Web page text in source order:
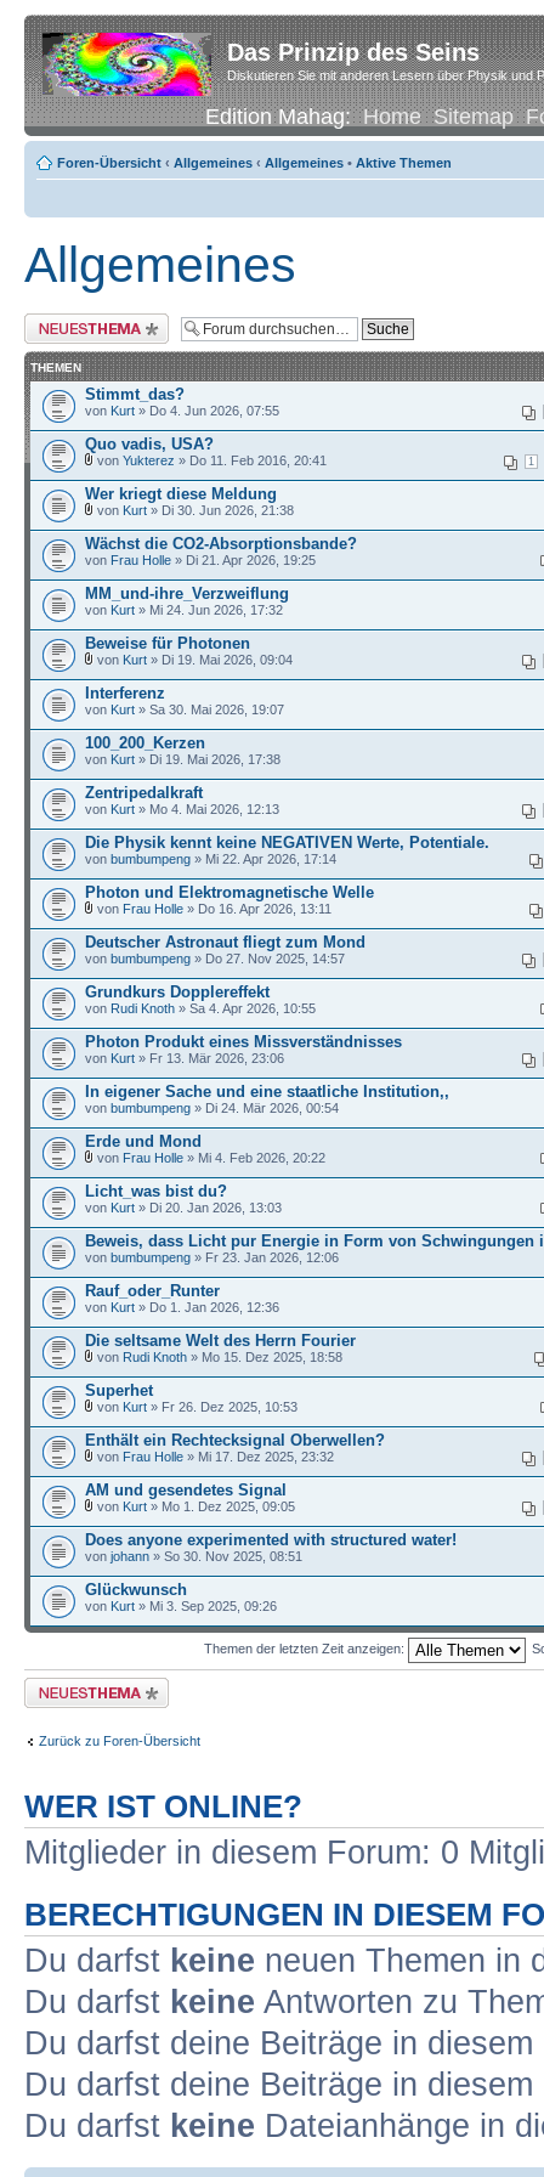
Das Prinzip des Seins
Diskutieren Sie mit anderen Lesern über Physik und
Edition Mahag:Home Sitemap
Foren-Übersicht ‹ Allgemeines ‹ Allgemeines • Aktive Themen
Allgemeines
Neues Thema erstellen
THEMEN
Stimmt_das?
von Kurt » Do 4. Jun 2026, 07:55
Quo vadis, USA?
1
von Yukterez » Do 11. Feb 2016, 20:41
Wer kriegt diese Meldung
von Kurt » Di 30. Jun 2026, 21:38
Wächst die CO2-Absorptionsbande?
von Frau Holle » Di 21. Apr 2026, 19:25
MM_und-ihre_Verzweiflung
von Kurt » Mi 24. Jun 2026, 17:32
Beweise für Photonen
von Kurt » Di 19. Mai 2026, 09:04
Interferenz
von Kurt » Sa 30. Mai 2026, 19:07
100_200_Kerzen
von Kurt » Di 19. Mai 2026, 17:38
Zentripedalkraft
von Kurt » Mo 4. Mai 2026, 12:13
Die Physik kennt keine NEGATIVEN Werte, Potentiale.
von bumbumpeng » Mi 22. Apr 2026, 17:14
Photon und Elektromagnetische Welle
von Frau Holle » Do 16. Apr 2026, 13:11
Deutscher Astronaut fliegt zum Mond
von bumbumpeng » Do 27. Nov 2025, 14:57
Grundkurs Dopplereffekt
von Rudi Knoth » Sa 4. Apr 2026, 10:55
Photon Produkt eines Missverständnisses
von Kurt » Fr 13. Mär 2026, 23:06
In eigener Sache und eine staatliche Institution,,
von bumbumpeng » Di 24. Mär 2026, 00:54
Erde und Mond
von Frau Holle » Mi 4. Feb 2026, 20:22
Licht_was bist du?
von Kurt » Di 20. Jan 2026, 13:03
Beweis, dass Licht pur Energie in Form von Schwingungen
von bumbumpeng » Fr 23. Jan 2026, 12:06
Rauf_oder_Runter
von Kurt » Do 1. Jan 2026, 12:36
Die seltsame Welt des Herrn Fourier
von Rudi Knoth » Mo 15. Dez 2025, 18:58
Superhet
von Kurt » Fr 26. Dez 2025, 10:53
Enthält ein Rechtecksignal Oberwellen?
von Frau Holle » Mi 17. Dez 2025, 23:32
AM und gesendetes Signal
von Kurt » Mo 1. Dez 2025, 09:05
Does anyone experimented with structured water!
von johann » So 30. Nov 2025, 08:51
Glückwunsch
von Kurt » Mi 3. Sep 2025, 09:26
Themen der letzten Zeit anzeigen:
Neues Thema erstellen
Zurück zu Foren-Übersicht
WER IST ONLINE?
Mitglieder in diesem Forum: 0
BERECHTIGUNGEN IN DIESEM
Du darfst keine neuen Themen in
Du darfst keine Antworten zu
Du darfst deine Beiträge in
Du darfst deine Beiträge in
Du darfst keine Dateianhänge in